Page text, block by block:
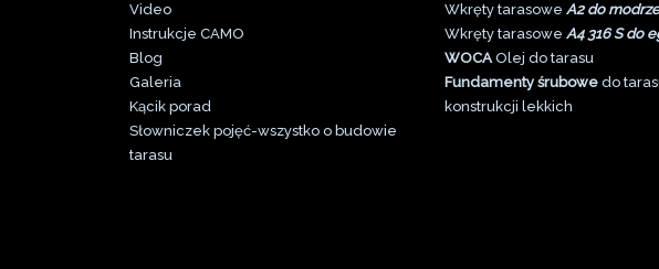
Video
Instrukcje CAMO
Blog
Galeria
Kącik porad
Słowniczek pojęć-wszystko o budowie
tarasu
Wkręty tarasowe A2 do
Wkręty tarasowe A4 316 S do
WOCAOlej do tarasu
Fundamenty śrubowe do
konstrukcji lekkich